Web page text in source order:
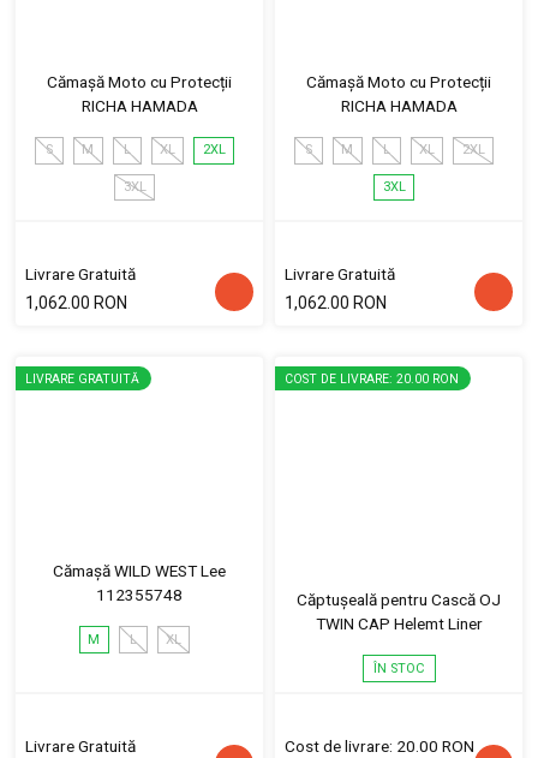
Cămașă Moto cu Protecții
RICHA HAMADA
S M L XL 2XL
3XL
Livrare Gratuită
1,062.00 RON
Cămașă Moto cu Protecții
RICHA HAMADA
S M L XL 2XL
3XL
Livrare Gratuită
1,062.00 RON
LIVRARE GRATUITĂ
Cămașă WILD WEST Lee
112355748
M L XL
Livrare Gratuită
COST DE LIVRARE: 20.00 RON
Căptușeală pentru Cască OJ
TWIN CAP Helemt Liner
ÎN STOC
Cost de livrare: 20.00 RON